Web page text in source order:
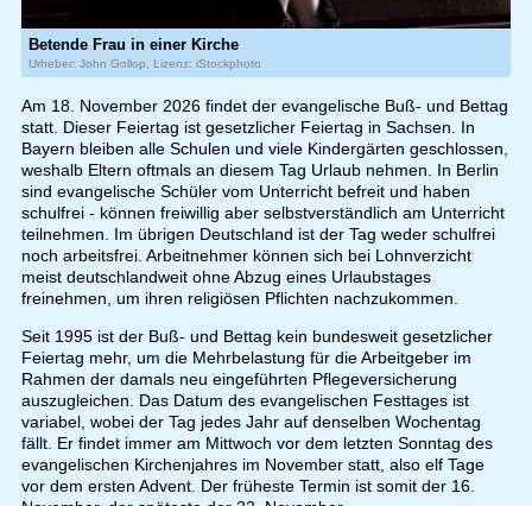
Betende Frau in einer Kirche
Urheber: John Gollop, Lizenz: iStockphoto
Am 18. November 2026 findet der evangelische Buß- und Bettag
statt. Dieser Feiertag ist gesetzlicher Feiertag in Sachsen. In
Bayern bleiben alle Schulen und viele Kindergärten geschlossen,
weshalb Eltern oftmals an diesem Tag Urlaub nehmen. In Berlin
sind evangelische Schüler vom Unterricht befreit und haben
schulfrei - können freiwillig aber selbstverständlich am Unterricht
teilnehmen. Im übrigen Deutschland ist der Tag weder schulfrei
noch arbeitsfrei. Arbeitnehmer können sich bei Lohnverzicht
meist deutschlandweit ohne Abzug eines Urlaubstages
freinehmen, um ihren religiösen Pflichten nachzukommen.
Seit 1995 ist der Buß- und Bettag kein bundesweit gesetzlicher
Feiertag mehr, um die Mehrbelastung für die Arbeitgeber im
Rahmen der damals neu eingeführten Pflegeversicherung
auszugleichen. Das Datum des evangelischen Festtages ist
variabel, wobei der Tag jedes Jahr auf denselben Wochentag
fällt. Er findet immer am Mittwoch vor dem letzten Sonntag des
evangelischen Kirchenjahres im November statt, also elf Tage
vor dem ersten Advent. Der früheste Termin ist somit der 16.